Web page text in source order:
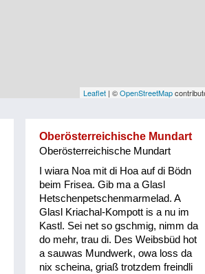
Leaflet | ©OpenStreetMap
Oberösterreichische Mundart
Oberösterreichische Mundart
I wiara Noa mit di Hoa auf di Bödn
beim Frisea. Gib ma a Glasl
Hetschenpetschenmarmelad. A
Glasl Kriachal-Kompott is a nu im
Kastl. Sei net so gschmig, nimm da
do mehr, trau di. Des Weibsbüd hot
a sauwas Mundwerk, owa loss da
nix scheina, griaß trotzdem freindli